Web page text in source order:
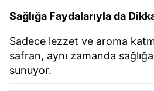
Sağlığa Faydalarıyla da
Sadece lezzet ve aroma
safran, aynı zamanda
sunuyor.